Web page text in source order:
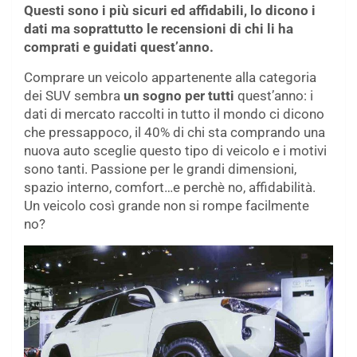
Questi sono i più sicuri ed affidabili, lo dicono i
dati ma soprattutto le recensioni di chi li ha
comprati e guidati quest’anno.
Comprare un veicolo appartenente alla categoria
dei SUV sembra un sogno per tutti quest’anno: i
dati di mercato raccolti in tutto il mondo ci dicono
che pressappoco, il 40% di chi sta comprando una
nuova auto sceglie questo tipo di veicolo e i motivi
sono tanti. Passione per le grandi dimensioni,
spazio interno, comfort…e perchè no, affidabilità.
Un veicolo così grande non si rompe facilmente
no?